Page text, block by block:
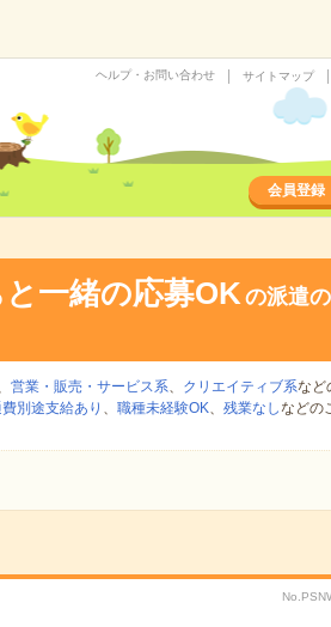
ヘルプ・お問い合わせ サイトマップ
会員登録
一緒の応募OKの派遣
営業・販売・サービス系、 クリエイティブ系など
別途支給あり 、 職種未経験OK、 残業なしなどの